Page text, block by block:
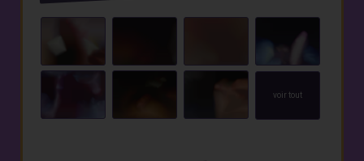
voir tout